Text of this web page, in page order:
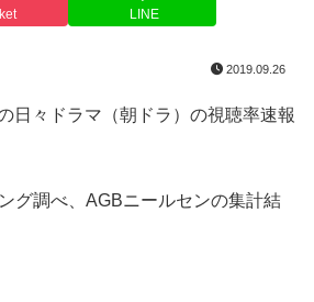
LINE
2019.09.26
日々ドラマ（朝ドラ）の視聴率速報
グ調べ、AGBニールセンの集計結